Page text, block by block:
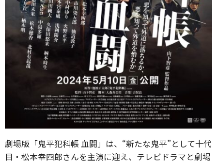
劇場版「鬼平犯科帳 血闘」は、“新たな鬼平”として十代
目・松本幸四郎さんを主演に迎え、テレビドラマと劇場